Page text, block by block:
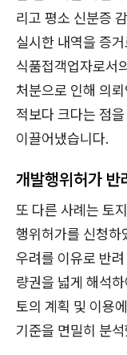
리고 평소 신분증
실시한 내역을 증
식품접객업자로서
처분으로 인해 의
적보다 크다는 점
이끌어냈습니다.
개발행위허가 반
또 다른 사례는 토
행위허가를 신청하
우려를 이유로 반
량권을 넓게 해석
토의 계획 및 이용
기준을 면밀히 분